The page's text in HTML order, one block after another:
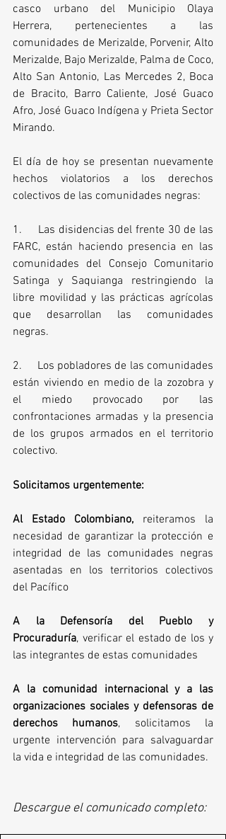
casco urbano del Municipio Olaya
Herrera, pertenecientes a las
comunidades de Merizalde, Porvenir, Alto
Merizalde, Bajo Merizalde, Palma de Coco,
Alto San Antonio, Las Mercedes 2, Boca
de Bracito, Barro Caliente, José Guaco
Afro, José Guaco Indígena y Prieta Sector
Mirando.
El día de hoy se presentan nuevamente
hechos violatorios a los derechos
colectivos de las comunidades negras:
1.     Las disidencias del frente 30 de las
FARC, están haciendo presencia en las
comunidades del Consejo Comunitario
Satinga y Saquianga restringiendo la
libre movilidad y las prácticas agrícolas
que desarrollan las comunidades
negras.
2.     Los pobladores de las comunidades
están viviendo en medio de la zozobra y
el miedo provocado por las
confrontaciones armadas y la presencia
de los grupos armados en el territorio
colectivo.
Solicitamos urgentemente:
Al Estado Colombiano, reiteramos la
necesidad de garantizar la protección e
integridad de las comunidades negras
asentadas en los territorios colectivos
del Pacífico
A la Defensoría del Pueblo y
Procuraduría, verificar el estado de los y
las integrantes de estas comunidades
A la comunidad internacional y a las
organizaciones sociales y defensoras de
derechos humanos, solicitamos la
urgente intervención para salvaguardar
la vida e integridad de las comunidades.
Descargue el comunicado completo: